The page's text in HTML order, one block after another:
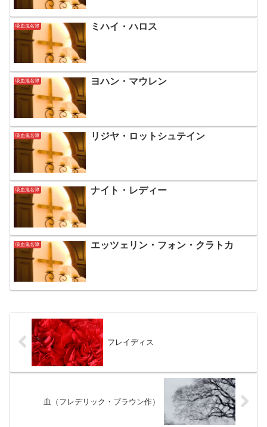
吸血鬼名簿 ミハイ・ハロス
吸血鬼名簿 ヨハン・マウレン
吸血鬼名簿 リジヤ・ロットシュテイン
吸血鬼名簿 ナイト・レディー
吸血鬼名簿 エッツェリン・フォン・クラトカ
フレイディス
血（フレデリック・ブラウン作）